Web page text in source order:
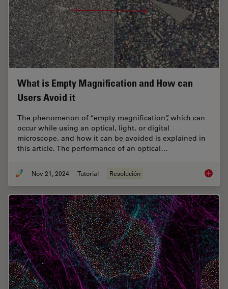
What is Empty Magnification and How can
Users Avoid it
The phenomenon of “empty magnification”, which can
occur while using an optical, light, or digital
microscope, and how it can be avoided is explained in
this article. The performance of an optical…
Nov 21, 2024 Tutorial Resolución What